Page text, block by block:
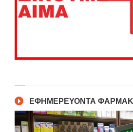
ΕΦΗΜΕΡΕΥΟΝΤΑ